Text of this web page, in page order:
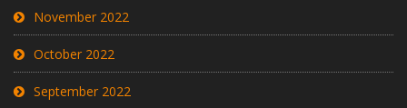
November 2022
October 2022
September 2022